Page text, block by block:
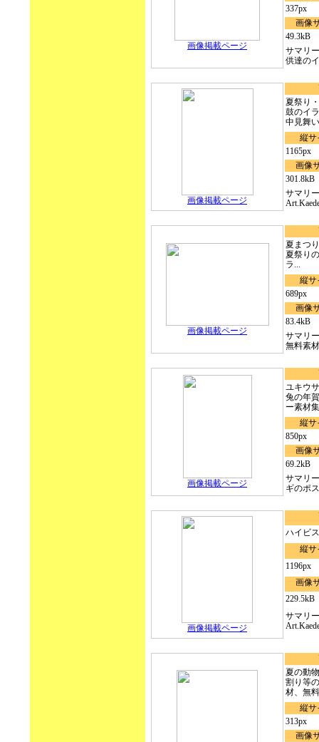
画像掲載ページ
337px
画像
49.3kB
サマリ
供達の
画像掲載ページ
夏祭り
鼓のイ
中見舞
縦サ
1165px
画像
301.8kB
サマリ
画像掲載ページ
夏まつ
夏祭り
ラ...
縦サ
689px
画像
83.4kB
サマリ
無料素
画像掲載ページ
ユキウ
兔の年
ー素材集
縦サ
850px
画像
69.2kB
サマリ
ギのポ
画像掲載ページ
ハイビ
縦サ
1196px
画像
229.5kB
サマリ
夏の動
割り等
材、無
縦サ
313px
画像